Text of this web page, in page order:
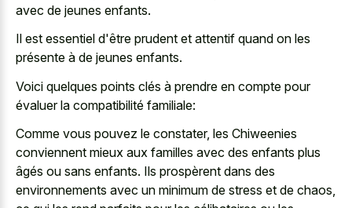
avec de jeunes enfants.
Il est essentiel d'être prudent et attentif quand on les
présente à de jeunes enfants.
Voici quelques points clés à prendre en compte pour
évaluer la compatibilité familiale:
Comme vous pouvez le constater, les Chiweenies
conviennent mieux aux familles avec des enfants plus
âgés ou sans enfants. Ils prospèrent dans des
environnements avec un minimum de stress et de chaos,